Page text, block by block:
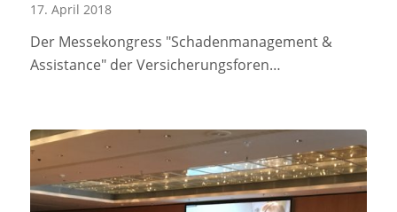
17. April 2018
Der Messekongress "Schadenmanagement &
Assistance" der Versicherungsforen…